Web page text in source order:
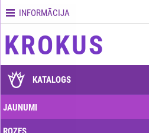
Kontakti
Piegādes
GARANTIJAS
Kā
apmaksāt?
INFORMĀCIJA
KROKUS
KATALOGS
JAUNUMI